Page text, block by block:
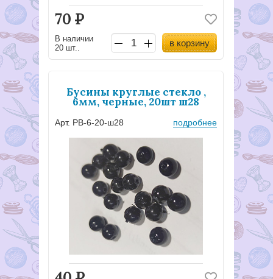
70 Р
В наличии
20 шт..
в корзину
Бусины круглые стекло ,
6мм, черные, 20шт ш28
Арт. PB-6-20-ш28 подробнее